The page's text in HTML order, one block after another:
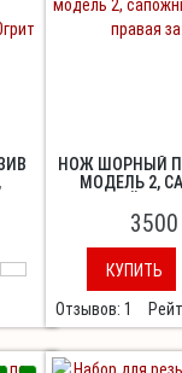
НОЖ ШОРНЫЙ
МОДЕЛЬ 2,
3500
КУПИТЬ
Отзывов: 1